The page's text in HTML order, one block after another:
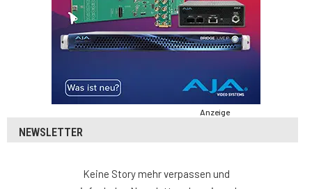
Anzeige
NEWSLETTER
Keine Story mehr verpassen und